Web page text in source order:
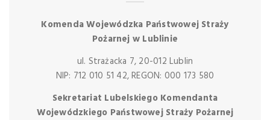
Komenda Wojewódzka Państwowej Straży
Pożarnej w Lublinie
ul. Strażacka 7, 20-012 Lublin
NIP: 712 010 51 42, REGON: 000 173 580
Sekretariat Lubelskiego Komendanta
Wojewódzkiego Państwowej Straży Pożarnej